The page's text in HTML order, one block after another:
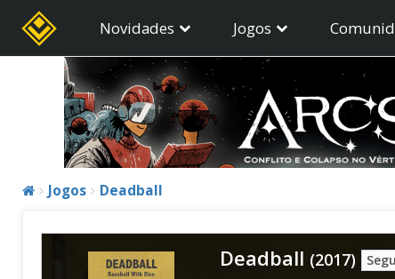
Novidades Jogos
Jogos Deadball
Deadball (2017)